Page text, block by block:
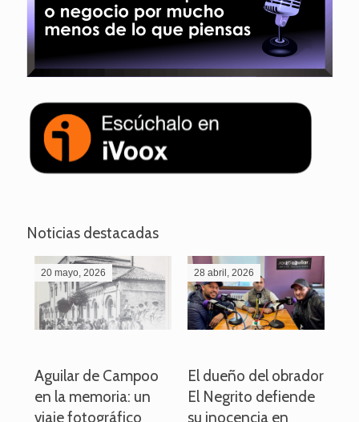
Noticias destacadas
20 mayo, 2026
Aguilar de Campoo
en la memoria: un
viaje fotográfico
28 abril, 2026
El dueño del obrador
El Negrito defiende
su inocencia en